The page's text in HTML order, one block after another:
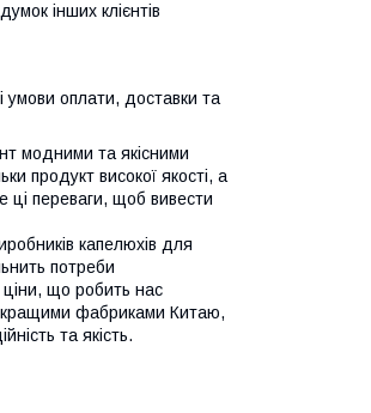
інших клієнтів
умови оплати, доставки та
модними та якісними
продукт високої якості, а
ці переваги, щоб вивести
капелюхів для
потреби
ціни, що робить нас
фабриками Китаю,
та якість.